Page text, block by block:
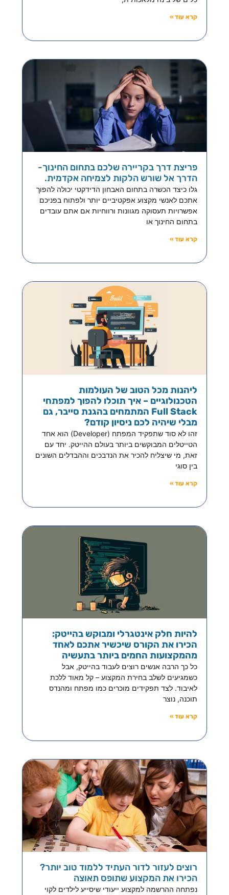
קרא עוד »
פריצת דרך בקריירה שלכם בתחום החינוך-
הדרך אל שורש הלקות לצמיחה אקדמית.
גלו כיצד הכשרה בתחום האבחון הדידקטי יכולה להפוך
אתכם לאנשי מקצוע אפקטיביים יותר ולפתוח בפניכם
אפשרויות תעסוקה מגוונות ורווחיות אם אתם עובדים
בתחום החינוך או
קרא עוד »
ליהנות מכל הטוב של העולמות
הטכנולוגיים – איך תוכלו להפוך למפתחי
Full Stack המתמחים בהגנת סייבר, גם
מבלי שיהיה לכם ניסיון קודם?
זהו לא סוד שתפקיד המפתח (Developer) הוא אחד
הטייטלים המבוקשים ביותר בעולם ההייטק. יחד עם
זאת, מי שיצליח להכיר את הנדבכים וההבדלים השונים
בין סוגי
קרא עוד »
להיות חלק אינטגרלי ומבוקש בהייטק:
הכירו את הקורס שיכשיר אתכם לאחד
מהמקצועות החמים ביותר בתעשיה
כל כך הרבה אנשים רוצים לעבוד בהייטק, אבל
כשמגיעים לשלב בחירת המקצוע – קל מאוד ללכת
לאיבוד. לצד תפקידים מוכרים כמו מפתח ומהנדס
תוכנה, נוצר
קרא עוד »
רוצים לעזור לדור העתיד ללמוד טוב יותר?
הכירו את המקצוע שתופס תאוצה
נפתחה ההרשמה למקצוע ייעודי שיסייע לילדים לקוי